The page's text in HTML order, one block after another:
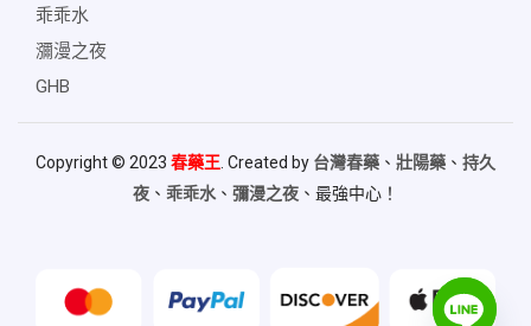
乖乖水
瀰漫之夜
GHB
Copyright © 2023 春藥王 . Created by 台灣春藥 、 壯陽藥 、 持久
夜 、 乖乖水 、 彌漫之夜 、最強中心！